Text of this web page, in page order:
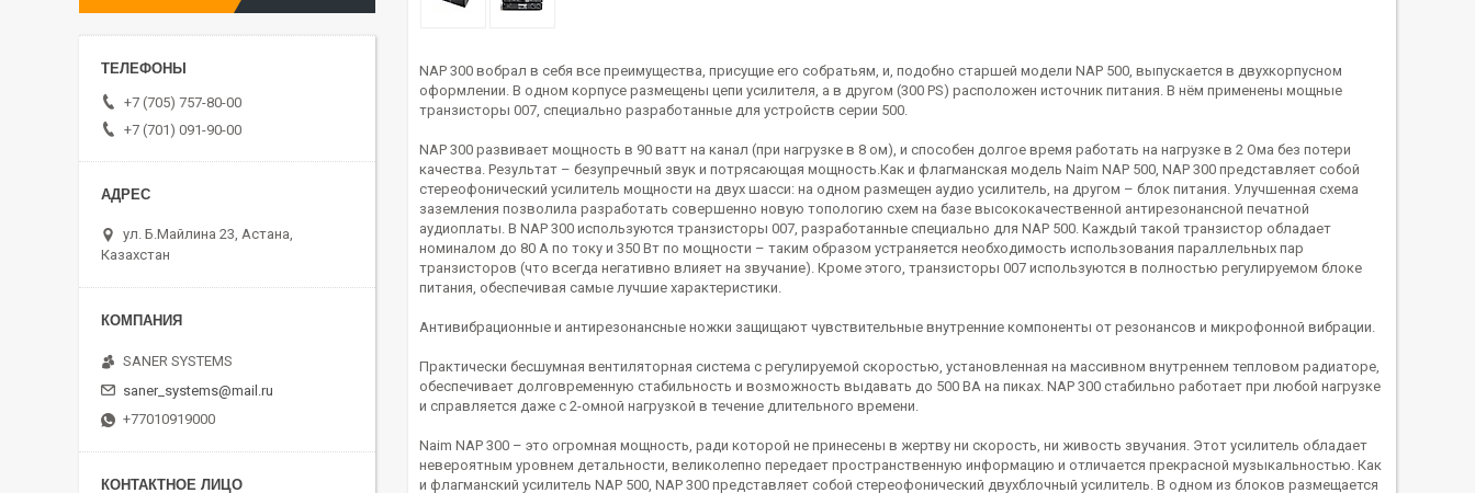
NAP 300 вобрал в себя все преимущества, присущие его собратьям, и, подобно старшей модели NAP 500, выпускается в двухкорпусном
оформлении. В одном корпусе размещены цепи усилителя, а в другом (300 PS) расположен источник питания. В нём применены мощные
транзисторы 007, специально разработанные для устройств серии 500.
NAP 300 развивает мощность в 90 ватт на канал (при нагрузке в 8 ом), и способен долгое время работать на нагрузке в 2 Ома без потери
качества. Результат – безупречный звук и потрясающая мощность.Как и флагманская модель Naim NAP 500, NAP 300 представляет собой
стереофонический усилитель мощности на двух шасси: на одном размещен аудио усилитель, на другом – блок питания. Улучшенная схема
заземления позволила разработать совершенно новую топологию схем на базе высококачественной антирезонансной печатной
аудиоплаты. В NAP 300 используются транзисторы 007, разработанные специально для NAP 500. Каждый такой транзистор обладает
номиналом до 80 А по току и 350 Вт по мощности – таким образом устраняется необходимость использования параллельных пар
транзисторов (что всегда негативно влияет на звучание). Кроме этого, транзисторы 007 используются в полностью регулируемом блоке
питания, обеспечивая самые лучшие характеристики.
Антивибрационные и антирезонансные ножки защищают чувствительные внутренние компоненты от резонансов и микрофонной вибрации.
Практически бесшумная вентиляторная система с регулируемой скоростью, установленная на массивном внутреннем тепловом радиаторе,
обеспечивает долговременную стабильность и возможность выдавать до 500 ВА на пиках. NAP 300 стабильно работает при любой нагрузке
и справляется даже с 2-омной нагрузкой в течение длительного времени.
Naim NAP 300 – это огромная мощность, ради которой не принесены в жертву ни скорость, ни живость звучания. Этот усилитель обладает
невероятным уровнем детальности, великолепно передает пространственную информацию и отличается прекрасной музыкальностью. Как
и флагманский усилитель NAP 500, NAP 300 представляет собой стереофонический двухблочный усилитель. В одном из блоков размещается
+7 (705) 757-80-00
+7 (701) 091-90-00
ул. Б.Майлина 23, Астана,
Казахстан
SANER SYSTEMS
saner_systems@mail.ru
+77010919000